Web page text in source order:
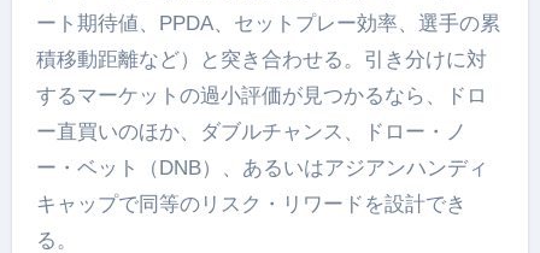
ート期待値、PPDA、セットプレー効率、選手の累
積移動距離など）と突き合わせる。引き分けに対
するマーケットの過小評価が見つかるなら、ドロ
ー直買いのほか、ダブルチャンス、ドロー・ノ
ー・ベット（DNB）、あるいはアジアンハンディ
キャップで同等のリスク・リワードを設計でき
る。